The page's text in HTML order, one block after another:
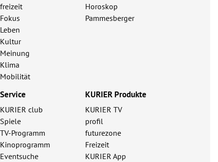
freizeit
Fokus
Leben
Kultur
Meinung
Klima
Mobilität
Horoskop
Pammesberger
Service
KURIER club
Spiele
TV-Programm
Kinoprogramm
Eventsuche
KURIER Produkte
KURIER TV
profil
futurezone
Freizeit
KURIER App